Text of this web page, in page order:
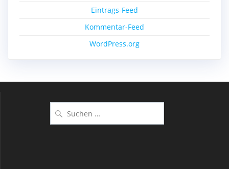
Eintrags-Feed
Kommentar-Feed
WordPress.org
nach: